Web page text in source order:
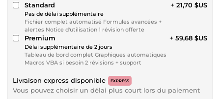
Standard
Pas de délai supplémentaire
Fichier complet automatisé Formules avancées +
alertes Notice d'utilisation 1 révision offerte
+ 21,70 $US
Premium
Délai supplémentaire de 2 jours
Tableau de bord complet Graphiques automatiques
Macros VBA si besoin 2 révisions + support
+ 59,68 $US
Livraison express disponible EXPRESS
Vous pouvez choisir un délai plus court lors du paiement